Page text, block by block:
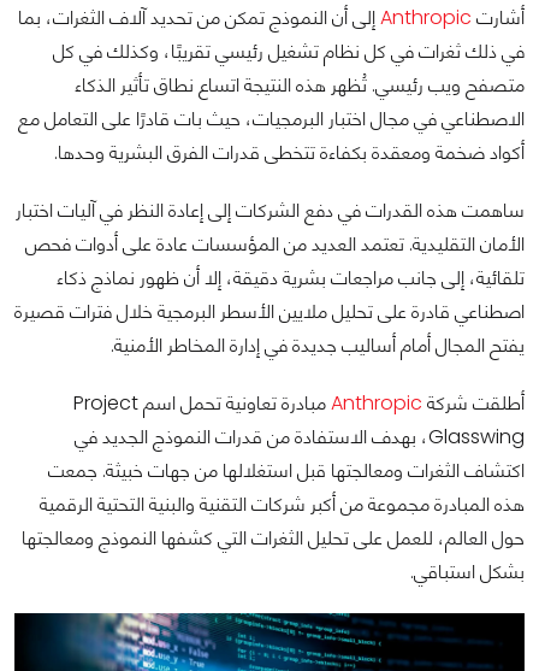
أشارت Anthropicإلى أن النموذج تمكن من تحديد آلاف الثغرات، بما
في ذلك ثغرات في كل نظام تشغيل رئيسي تقريبًا، وكذلك في كل
متصفح ويب رئيسي. تُظهر هذه النتيجة اتساع نطاق تأثير الذكاء
الاصطناعي في مجال اختبار البرمجيات، حيث بات قادرًا على التعامل مع
أكواد ضخمة ومعقدة بكفاءة تتخطى قدرات الفرق البشرية وحدها.
ساهمت هذه القدرات في دفع الشركات إلى إعادة النظر في آليات اختبار
الأمان التقليدية. تعتمد العديد من المؤسسات عادة على أدوات فحص
تلقائية، إلى جانب مراجعات بشرية دقيقة، إلا أن ظهور نماذج ذكاء
اصطناعي قادرة على تحليل ملايين الأسطر البرمجية خلال فترات قصيرة
يفتح المجال أمام أساليب جديدة في إدارة المخاطر الأمنية.
أطلقت شركة Anthropic
مبادرة تعاونية تحمل اسم Project
Glasswing، بهدف الاستفادة من قدرات النموذج الجديد في
اكتشاف الثغرات ومعالجتها قبل استغلالها من جهات خبيثة. جمعت
هذه المبادرة مجموعة من أكبر شركات التقنية والبنية التحتية الرقمية
حول العالم، للعمل على تحليل الثغرات التي كشفها النموذج ومعالجتها
بشكل استباقي.